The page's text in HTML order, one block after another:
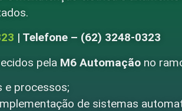
| Telefone – (62) 3248-0323
pela M6 Automaçãono
e processos;
de sistemas